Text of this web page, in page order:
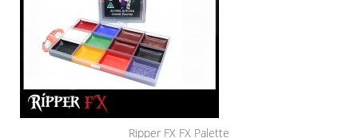
Ripper FX FX Palette